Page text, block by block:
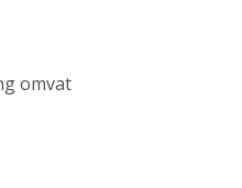
omvat